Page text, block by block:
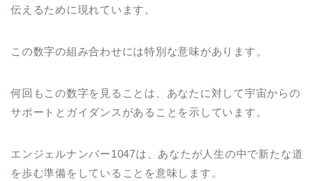
伝えるために現れています。
この数字の組み合わせには特別な意味があります。
何回もこの数字を見ることは、あなたに対して宇宙からの
サポートとガイダンスがあることを示しています。
エンジェルナンバー1047は、あなたが人生の中で新たな道
を歩む準備をしていることを意味します。